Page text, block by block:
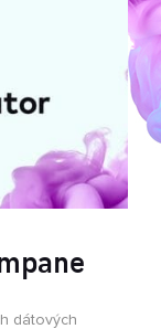
dátových